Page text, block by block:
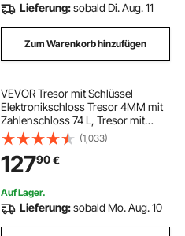
Lieferung:sobald Di. Aug. 11
Zum Warenkorb hinzufügen
VEVOR Tresor mit Schlüssel
Elektronikschloss Tresor 4MM mit
Zahlenschloss 74 L, Tresor mit
Starkem Eisen, Möbeltresor
Elektronikschloss mit
Hochbelastbaren Stahlkonstruktion
(1,033)
12790€
Auf Lager.
Lieferung:sobald Mo. Aug. 10